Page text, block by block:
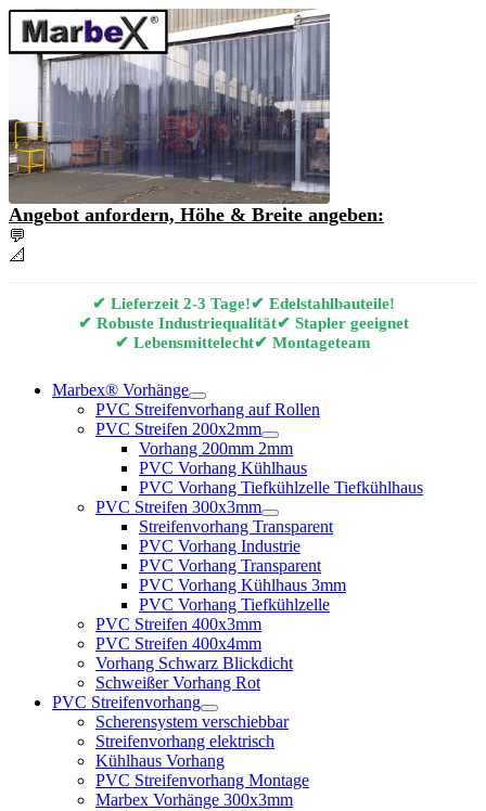
Angebot anfordern, Höhe & Breite angeben:
💬
📐
✔ Lieferzeit 2-3 Tage!✔ Edelstahlbauteile!
✔ Robuste Industriequalität✔ Stapler geeignet
✔ Lebensmittelecht✔ Montageteam
Marbex® Vorhänge
PVC Streifenvorhang auf Rollen
PVC Streifen 200x2mm
Vorhang 200mm 2mm
PVC Vorhang Kühlhaus
PVC Vorhang Tiefkühlzelle Tiefkühlhaus
PVC Streifen 300x3mm
Streifenvorhang Transparent
PVC Vorhang Industrie
PVC Vorhang Transparent
PVC Vorhang Kühlhaus 3mm
PVC Vorhang Tiefkühlzelle
PVC Streifen 400x3mm
PVC Streifen 400x4mm
Vorhang Schwarz Blickdicht
Schweißer Vorhang Rot
PVC Streifenvorhang
Scherensystem verschiebbar
Streifenvorhang elektrisch
Kühlhaus Vorhang
PVC Streifenvorhang Montage
Marbex Vorhänge 300x3mm